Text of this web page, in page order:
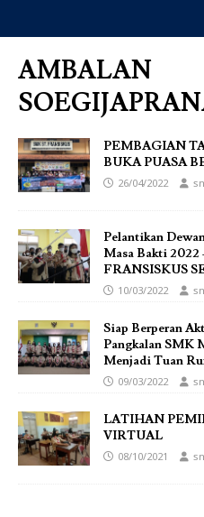
AMBALAN
PEMBAGIAN
BUKA PUASA
26/04/2022
Pelantikan
Masa Bakti 2022
FRANSISKUS
10/03/2022
Siap Berperan
Pangkalan SMK
Menjadi Tuan
09/03/2022
LATIHAN
VIRTUAL
08/10/2021